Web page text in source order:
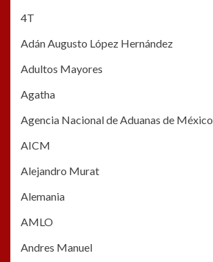
4T
Adán Augusto López Hernández
Adultos Mayores
Agatha
Agencia Nacional de Aduanas de México
AICM
Alejandro Murat
Alemania
AMLO
Andres Manuel